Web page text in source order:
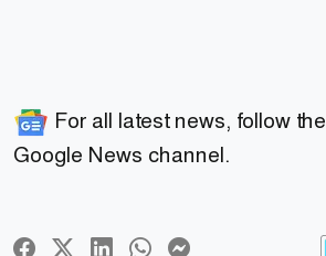
For all latest news, follow the
Google News channel.